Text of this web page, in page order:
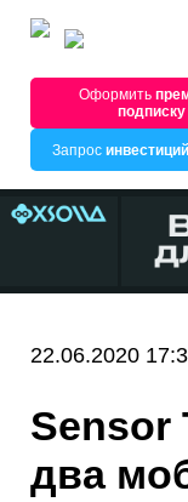
Оформить
подписку
Запрос инвестиций
22.06.2020
Sensor
два